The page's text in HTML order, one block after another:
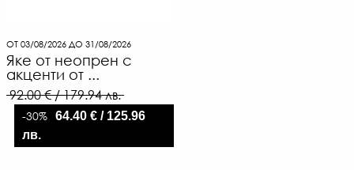
ОТ 03/08/2026 ДО 31/08/2026
Яке от неопрен с
акценти от ...
92.00 € / 179.94 лв.
-30% 64.40 € / 125.96
лв.